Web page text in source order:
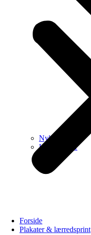
Forside
Plakater & lærredsprint
Nyheder
Kollektioner